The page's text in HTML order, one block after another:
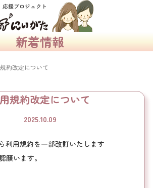
新着情報
約改定について
規約改定について
2025.10.09
利用規約を一部改訂いたします
願います。